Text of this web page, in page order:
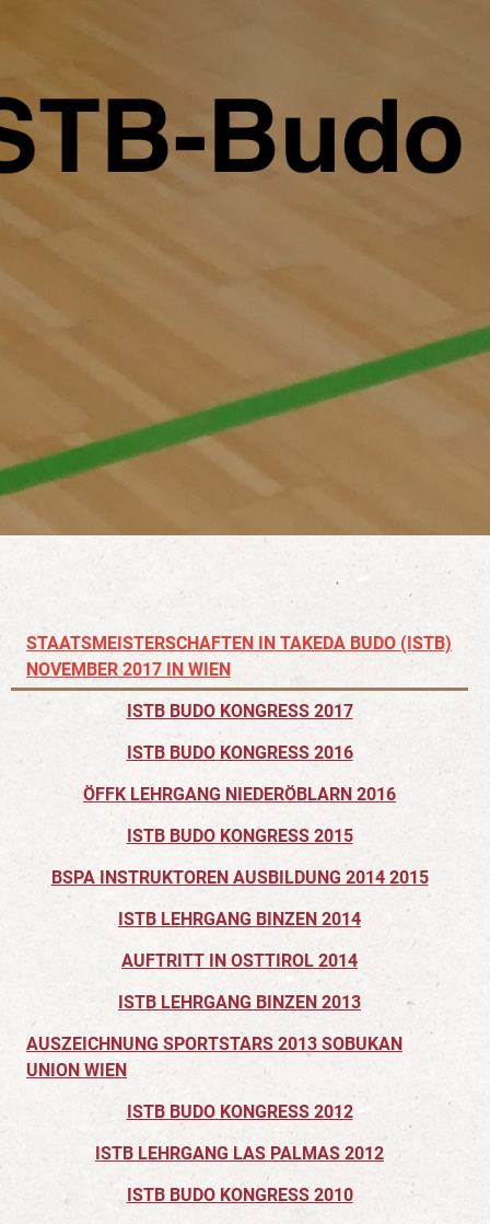
STAATSMEISTERSCHAFTEN IN TAKEDA BUDO (ISTB)
NOVEMBER 2017 IN WIEN
ISTB BUDO KONGRESS 2017
ISTB BUDO KONGRESS 2016
ÖFFK LEHRGANG NIEDERÖBLARN 2016
ISTB BUDO KONGRESS 2015
BSPA INSTRUKTOREN AUSBILDUNG 2014 2015
ISTB LEHRGANG BINZEN 2014
AUFTRITT IN OSTTIROL 2014
ISTB LEHRGANG BINZEN 2013
AUSZEICHNUNG SPORTSTARS 2013 SOBUKAN
UNION WIEN
ISTB BUDO KONGRESS 2012
ISTB LEHRGANG LAS PALMAS 2012
ISTB BUDO KONGRESS 2010